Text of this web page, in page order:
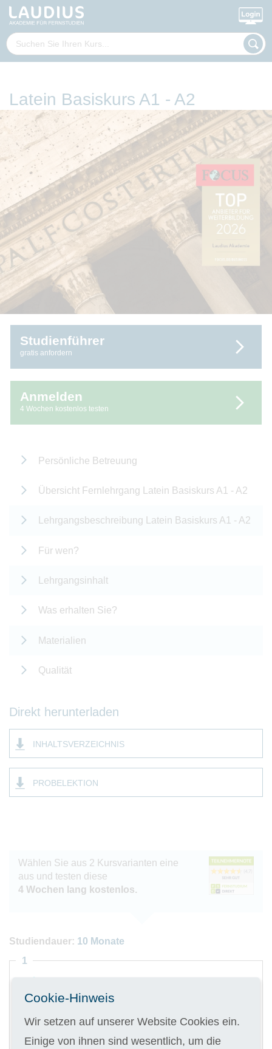
Latein Basiskurs A1 - A2
Studienführer
gratis anfordern
Anmelden
4 Wochen kostenlos testen
Persönliche Betreuung
Übersicht Fernlehrgang Latein Basiskurs A1 - A2
Lehrgangsbeschreibung Latein Basiskurs A1 - A2
Für wen?
Lehrgangsinhalt
Was erhalten Sie?
Materialien
Qualität
Direkt herunterladen
INHALTSVERZEICHNIS
PROBELEKTION
Wählen Sie aus 2 Kursvarianten eine
aus und testen diese
4 Wochen lang kostenlos.
Studiendauer: 10 Monate
1
Cookie-Hinweis
Wir setzen auf unserer Website Cookies ein.
Einige von ihnen sind wesentlich, um die